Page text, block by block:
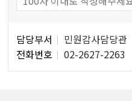
당
자
담당부서
민원감사담당관
전화번호
02-2627-2263